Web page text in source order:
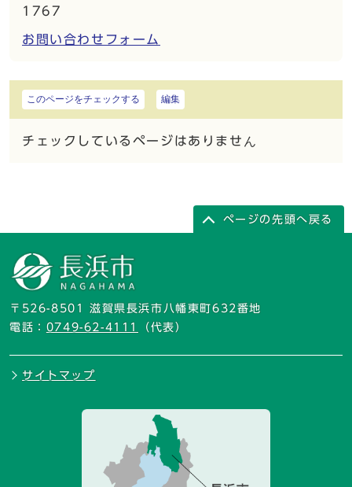
1767
お問い合わせフォーム
このページをチェックする 編集
チェックしているページはありません
ページの先頭へ戻る
〒526-8501 滋賀県長浜市八幡東町632番地
電話： 0749-62-4111 （代表）
サイトマップ